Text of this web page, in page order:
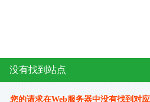
没有找到站点
您的请求在Web服务器中没有找到对